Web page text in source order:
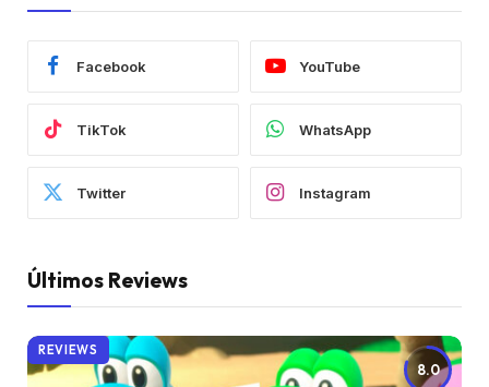
Facebook YouTube
TikTok WhatsApp
Twitter Instagram
Últimos Reviews
8.0
REVIEWS